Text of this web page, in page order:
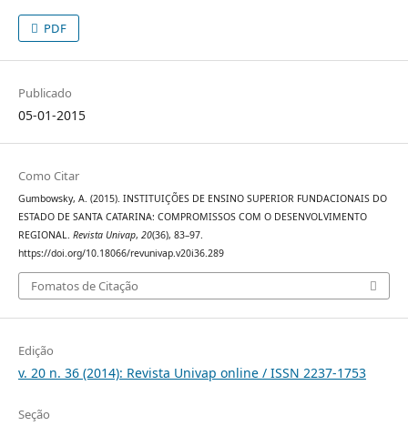
PDF
Publicado
05-01-2015
Como Citar
Gumbowsky, A. (2015). INSTITUIÇÕES DE ENSINO SUPERIOR FUNDACIONAIS DO
ESTADO DE SANTA CATARINA: COMPROMISSOS COM O DESENVOLVIMENTO
REGIONAL. Revista Univap, 20(36), 83–97.
https://doi.org/10.18066/revunivap.v20i36.289
Fomatos de Citação
Edição
v. 20 n. 36 (2014): Revista Univap online / ISSN 2237-1753
Seção